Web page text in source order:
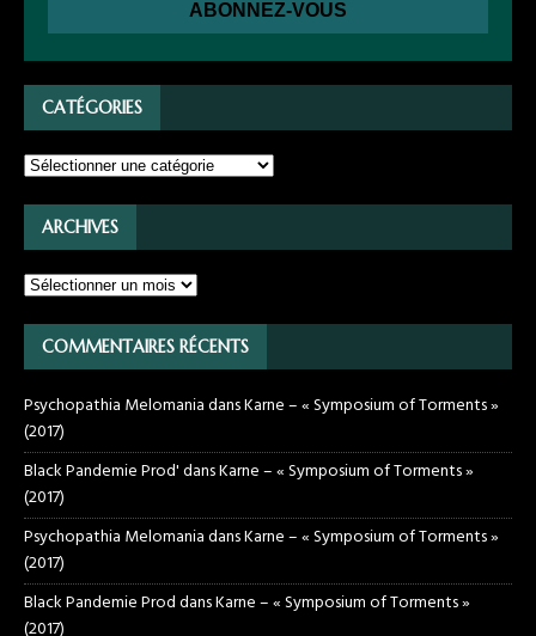
CATÉGORIES
ARCHIVES
COMMENTAIRES RÉCENTS
Psychopathia MelomaniadansKarne – « Symposium of Torments »
(2017)
Black Pandemie Prod'dansKarne – « Symposium of Torments »
(2017)
Psychopathia MelomaniadansKarne – « Symposium of Torments »
(2017)
Black Pandemie ProddansKarne – « Symposium of Torments »
(2017)